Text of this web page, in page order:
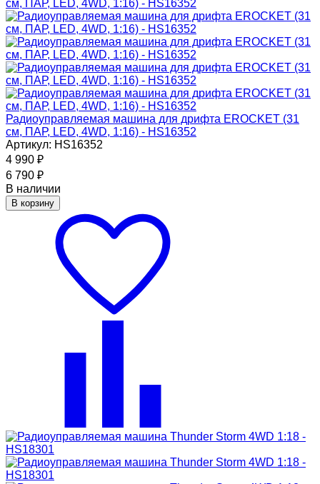
Радиоуправляемая машина для дрифта EROCKET (31
см, ПАР, LED, 4WD, 1:16) - HS16352
Артикул: HS16352
4 990 ₽
6 790 ₽
В наличии
В корзину